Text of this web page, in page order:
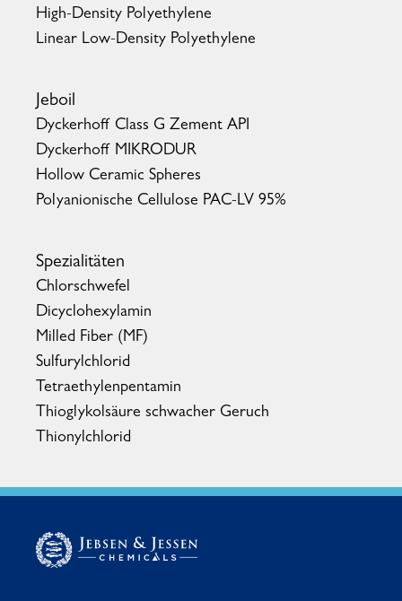
High-Density Polyethylene
Linear Low-Density Polyethylene
Jeboil
Dyckerhoff Class G Zement API
Dyckerhoff MIKRODUR
Hollow Ceramic Spheres
Polyanionische Cellulose PAC-LV 95%
Spezialitäten
Chlorschwefel
Dicyclohexylamin
Milled Fiber (MF)
Sulfurylchlorid
Tetraethylenpentamin
Thioglykolsäure schwacher Geruch
Thionylchlorid